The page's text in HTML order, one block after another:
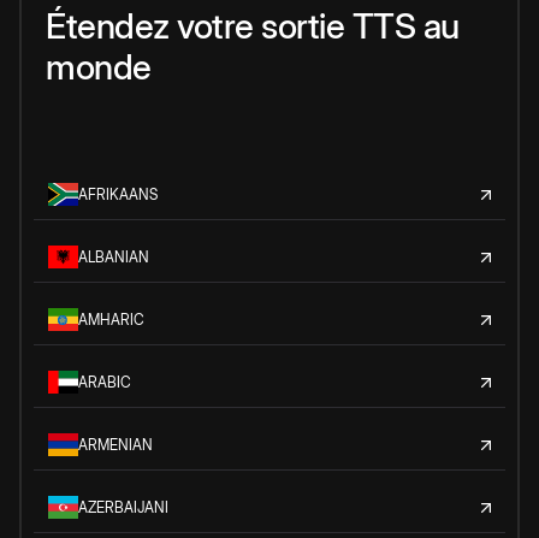
Étendez votre sortie TTS au
monde
AFRIKAANS
ALBANIAN
AMHARIC
ARABIC
ARMENIAN
AZERBAIJANI